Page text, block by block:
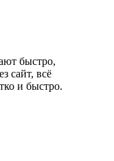
быстро,
сайт, всё
и быстро.